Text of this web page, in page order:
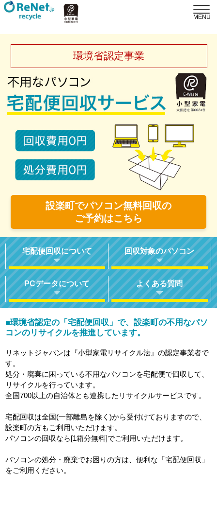
環境省認定事業
設楽町でパソコン無料回収の
ご予約はこちら
宅配便回収について 回収対象のパソコン
PCデータについて よくある質問
■環境省認定の「宅配便回収」で、設楽町の不用なパソ
コンのリサイクルを推進しています。
リネットジャパンは『小型家電リサイクル法』の認定事業者で
す。
処分・廃棄に困っている不用なパソコンを宅配便で回収して、
リサイクルを行っています。
全国700以上の自治体とも連携したリサイクルサービスです。
宅配回収は全国(一部離島を除く)から受付けておりますので、
設楽町の方もご利用いただけます。
パソコンの回収なら[1箱分無料]でご利用いただけます。
パソコンの処分・廃棄でお困りの方は、便利な「宅配便回収」
をご利用ください。